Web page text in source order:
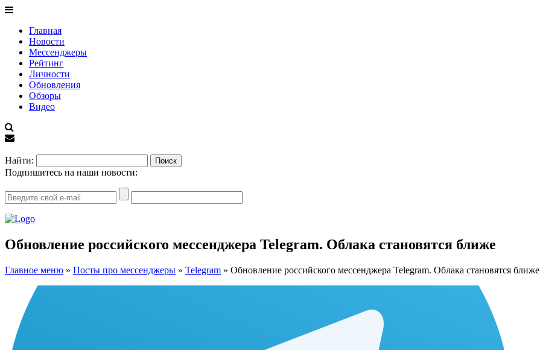
Главная
Новости
Мессенджеры
Рейтинг
Личности
Обновления
Обзоры
Видео
Найти:
Подпишитесь на наши новости:
Обновление российского мессенджера Telegram. Облака становятся ближе
Главное меню » Посты про мессенджеры » Telegram » Обновление российского мессенджера Telegram. Облака становятся ближе